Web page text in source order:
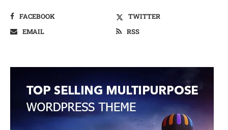
FACEBOOK
TWITTER
EMAIL
RSS